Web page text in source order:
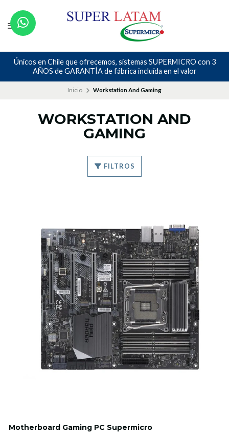
Únicos en Chile que ofrecemos, sistemas SUPERMICRO con 3
AÑOS de GARANTÍA de fábrica incluída en el valor
Inicio Workstation And Gaming
WORKSTATION AND
GAMING
FILTROS
Motherboard Gaming PC Supermicro